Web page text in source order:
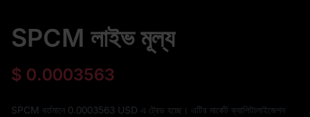
SPCM লাইভ মূল্য
$ 0.0003563
SPCM বর্তমানে 0.0003563 USD এ ট্রেড হচ্ছে। এটির মার্কেট ক্যাপিটালাইজেশন